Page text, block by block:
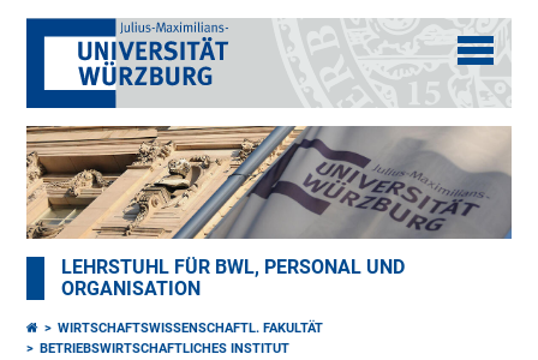
LEHRSTUHL FÜR BWL, PERSONAL UND
ORGANISATION
WIRTSCHAFTSWISSENSCHAFTL. FAKULTÄT
BETRIEBSWIRTSCHAFTLICHES INSTITUT